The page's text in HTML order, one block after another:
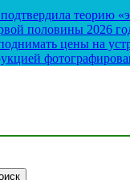
теорию
половины 2026
цены на